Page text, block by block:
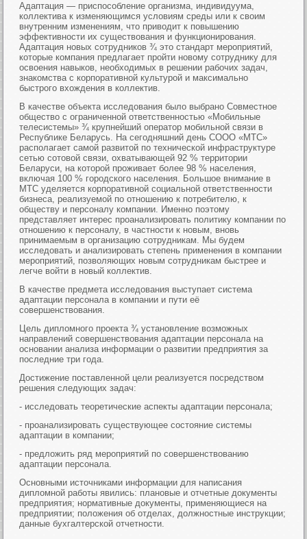
Адаптация — приспособление организма, индивидуума,
коллектива к изменяющимся условиям среды или к своим
внутренним изменениям, что приводит к повышению
эффективности их существования и функционирования.
Адаптация новых сотрудников ¾ это стандарт мероприятий,
которые компания предлагает пройти новому сотруднику для
освоения навыков, необходимых в решении рабочих задач,
знакомства с корпоративной культурой и максимально
быстрого вхождения в коллектив.
В качестве объекта исследования было выбрано Совместное
общество с ограниченной ответственностью «Мобильные
телесистемы» ¾ крупнейший оператор мобильной связи в
Республике Беларусь. На сегодняшний день СООО «МТС»
располагает самой развитой по технической инфраструктуре
сетью сотовой связи, охватывающей 92 % территории
Беларуси, на которой проживает более 98 % населения,
включая 100 % городского населения. Большое внимание в
МТС уделяется корпоративной социальной ответственности
бизнеса, реализуемой по отношению к потребителю, к
обществу и персоналу компании. Именно поэтому
представляет интерес проанализировать политику компании по
отношению к персоналу, в частности к новым, вновь
принимаемым в организацию сотрудникам. Мы будем
исследовать и анализировать степень применения в компании
мероприятий, позволяющих новым сотрудникам быстрее и
легче войти в новый коллектив.
В качестве предмета исследования выступает система
адаптации персонала в компании и пути её
совершенствования.
Цель дипломного проекта ¾ установление возможных
направлений совершенствования адаптации персонала на
основании анализа информации о развитии предприятия за
последние три года.
Достижение поставленной цели реализуется посредством
решения следующих задач:
- исследовать теоретические аспекты адаптации персонала;
- проанализировать существующее состояние системы
адаптации в компании;
- предложить ряд мероприятий по совершенствованию
адаптации персонала.
Основными источниками информации для написания
дипломной работы явились: плановые и отчетные документы
предприятия; нормативные документы, применяющиеся на
предприятии; положения об отделах, должностные инструкции;
данные бухгалтерской отчетности.